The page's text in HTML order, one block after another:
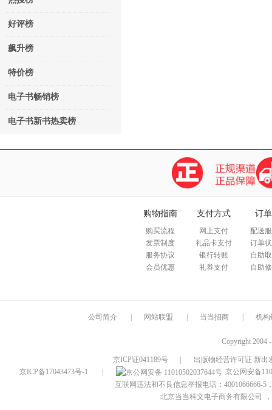
好评榜
飙升榜
特价榜
电子书畅销榜
电子书新书热卖榜
购物指南
购买流程
发票制度
服务协议
会员优惠
支付方式
网上支付
礼品卡支付
银行转账
礼券支付
订
配送
订单
自助
自助
公司简介 网站联盟 当当招商 机构
Copyright 2004
京ICP证041189号
出版物经营许可证 新出
京ICP备17043473号-1
京公网安备
互联网违法和不良信息举报电话：4001066666-5
北京当当科文电子商务有限公司